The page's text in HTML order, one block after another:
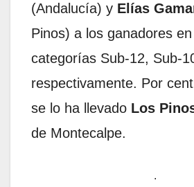
(Andalucía) y Elías
Pinos) a los ganadores
categorías Sub-12, Sub-
respectivamente. Por
se lo ha llevado Los
de Montecalpe.
.